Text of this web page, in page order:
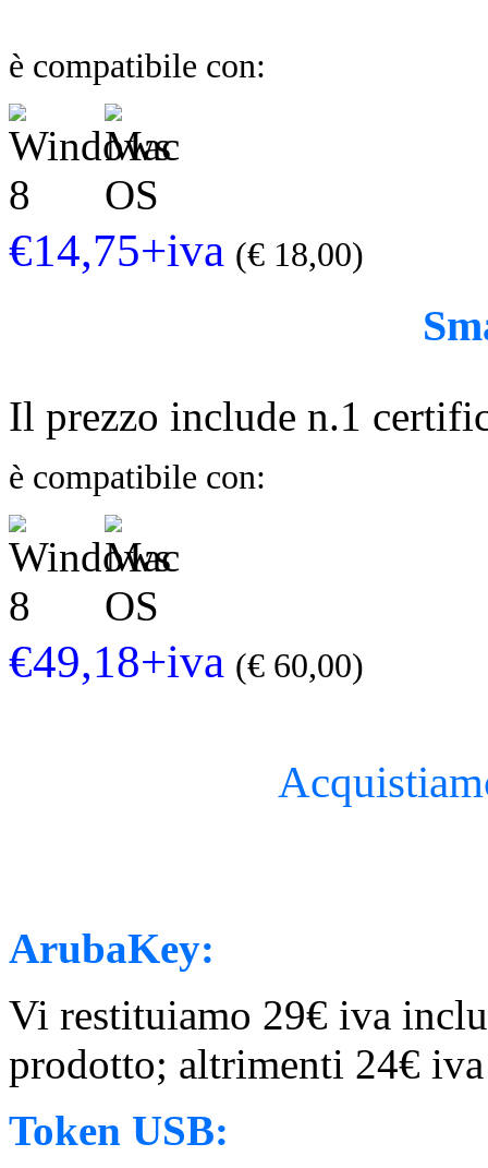
è compatibile con:
€14,75+iva (€ 18,00)
Il prezzo include n.1
è compatibile con:
€49,18+iva (€ 60,00)
ArubaKey:
Vi restituiamo 29€ iva
prodotto; altrimenti 24€
Token USB: